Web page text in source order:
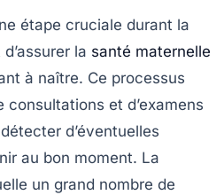
étape cruciale durant la
la santé maternelle
à naître. Ce processus
et d’examens
d’éventuelles
au bon moment. La
un grand nombre de